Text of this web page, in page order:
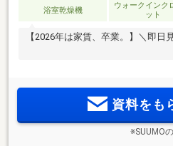
浴室乾燥機
ウォークインク
ット
【2026年は家賃、卒業。】＼即日
資料をも
※SUUMO